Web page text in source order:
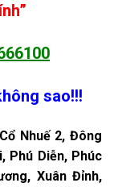
sao!!!
Nhuế 2, Đông
Phú Diễn, Phúc
Xuân Đỉnh,